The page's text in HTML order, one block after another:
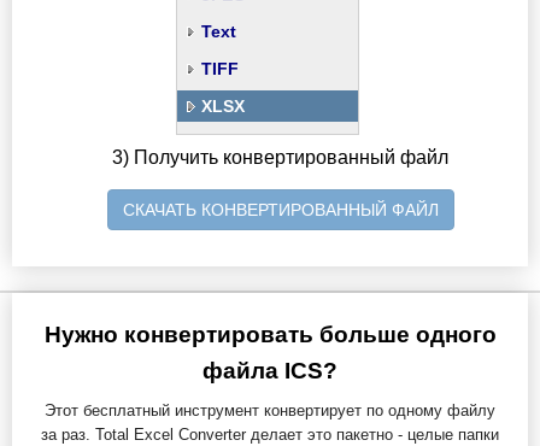
Text
TIFF
XLSX
3) Получить конвертированный файл
СКАЧАТЬ КОНВЕРТИРОВАННЫЙ ФАЙЛ
Нужно конвертировать больше одного
файла ICS?
Этот бесплатный инструмент конвертирует по одному файлу
за раз. Total Excel Converter делает это пакетно - целые папки